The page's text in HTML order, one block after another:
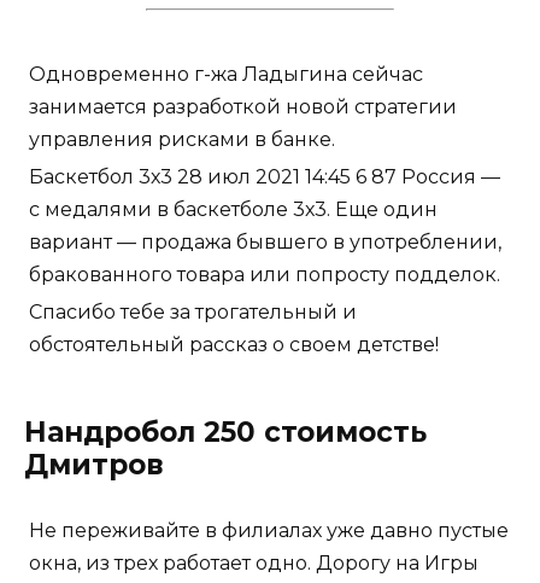
Одновременно г-жа Ладыгина сейчас
занимается разработкой новой стратегии
управления рисками в банке.
Баскетбол 3х3 28 июл 2021 14:45 6 87 Россия —
с медалями в баскетболе 3х3. Еще один
вариант — продажа бывшего в употреблении,
бракованного товара или попросту подделок.
Спасибо тебе за трогательный и
обстоятельный рассказ о своем детстве!
Нандробол 250 стоимость
Дмитров
Не переживайте в филиалах уже давно пустые
окна, из трех работает одно. Дорогу на Игры